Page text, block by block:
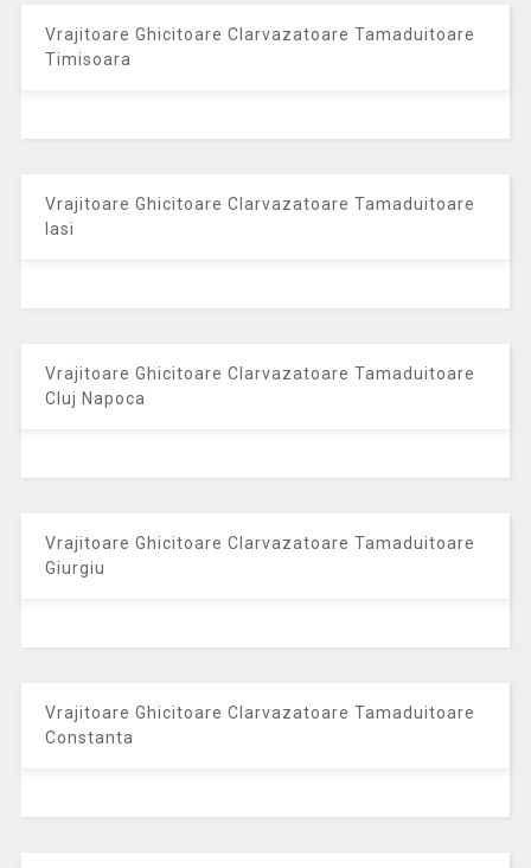
Vrajitoare Ghicitoare Clarvazatoare Tamaduitoare
Timisoara
Vrajitoare Ghicitoare Clarvazatoare Tamaduitoare
Iasi
Vrajitoare Ghicitoare Clarvazatoare Tamaduitoare
Cluj Napoca
Vrajitoare Ghicitoare Clarvazatoare Tamaduitoare
Giurgiu
Vrajitoare Ghicitoare Clarvazatoare Tamaduitoare
Constanta